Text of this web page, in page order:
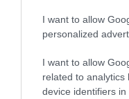
I want to allow
personalized
I want to allow
related to analytics
device identifiers in
06.08.2026 | 14:02
«Επιχείρηση
Αθήνα:
αντικείμενα από